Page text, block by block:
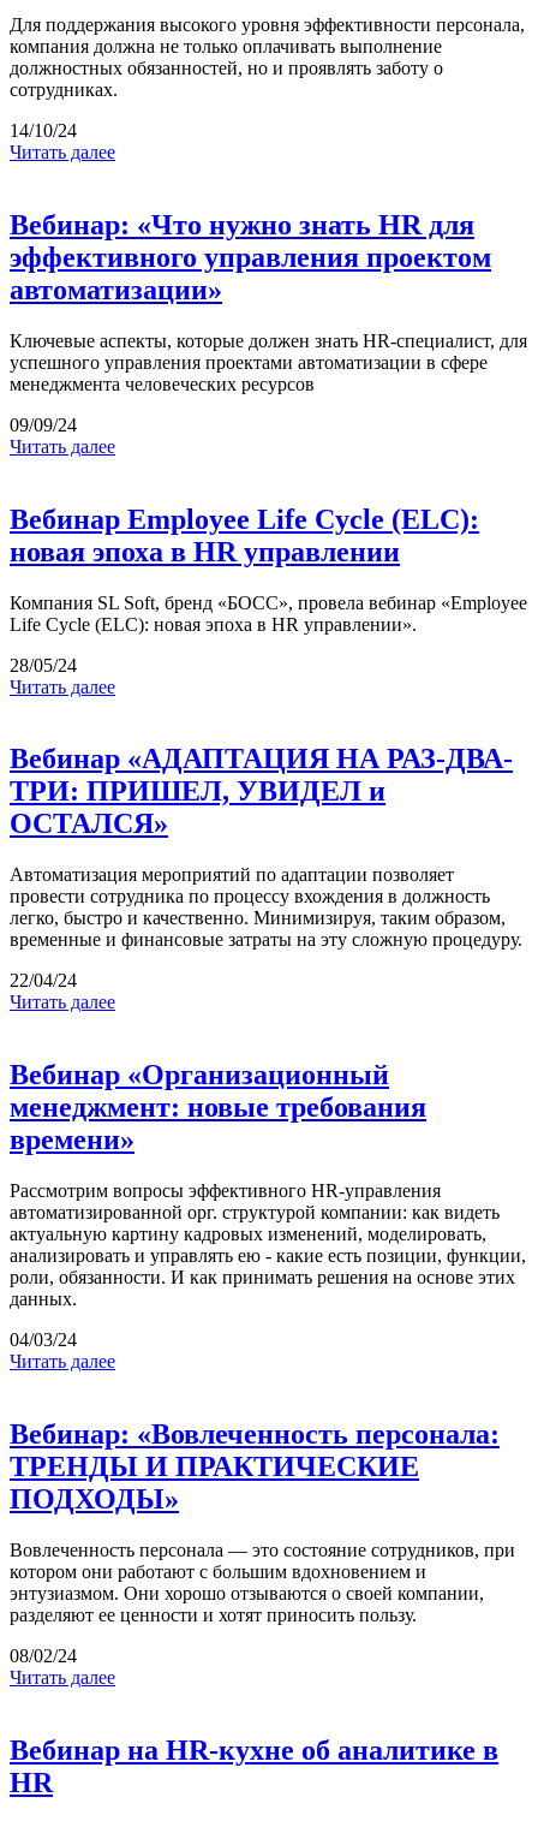
Для поддержания высокого уровня эффективности персонала,
компания должна не только оплачивать выполнение
должностных обязанностей, но и проявлять заботу о
сотрудниках.
14/10/24
Читать далее
Вебинар: «Что нужно знать HR для
эффективного управления проектом
автоматизации»
Ключевые аспекты, которые должен знать HR-специалист, для
успешного управления проектами автоматизации в сфере
менеджмента человеческих ресурсов
09/09/24
Читать далее
Вебинар Employee Life Cycle (ELC):
новая эпоха в HR управлении
Компания SL Soft, бренд «БОСС», провела вебинар «Employee
Life Cycle (ELC): новая эпоха в HR управлении».
28/05/24
Читать далее
Вебинар «АДАПТАЦИЯ НА РАЗ-ДВА-
ТРИ: ПРИШЕЛ, УВИДЕЛ и
ОСТАЛСЯ»
Автоматизация мероприятий по адаптации позволяет
провести сотрудника по процессу вхождения в должность
легко, быстро и качественно. Минимизируя, таким образом,
временные и финансовые затраты на эту сложную процедуру.
22/04/24
Читать далее
Вебинар «Организационный
менеджмент: новые требования
времени»
Рассмотрим вопросы эффективного HR-управления
автоматизированной орг. структурой компании: как видеть
актуальную картину кадровых изменений, моделировать,
анализировать и управлять ею - какие есть позиции, функции,
роли, обязанности. И как принимать решения на основе этих
данных.
04/03/24
Читать далее
Вебинар: «Вовлеченность персонала:
ТРЕНДЫ И ПРАКТИЧЕСКИЕ
ПОДХОДЫ»
Вовлеченность персонала — это состояние сотрудников, при
котором они работают с большим вдохновением и
энтузиазмом. Они хорошо отзываются о своей компании,
разделяют ее ценности и хотят приносить пользу.
08/02/24
Читать далее
Вебинар на HR-кухне об аналитике в
HR